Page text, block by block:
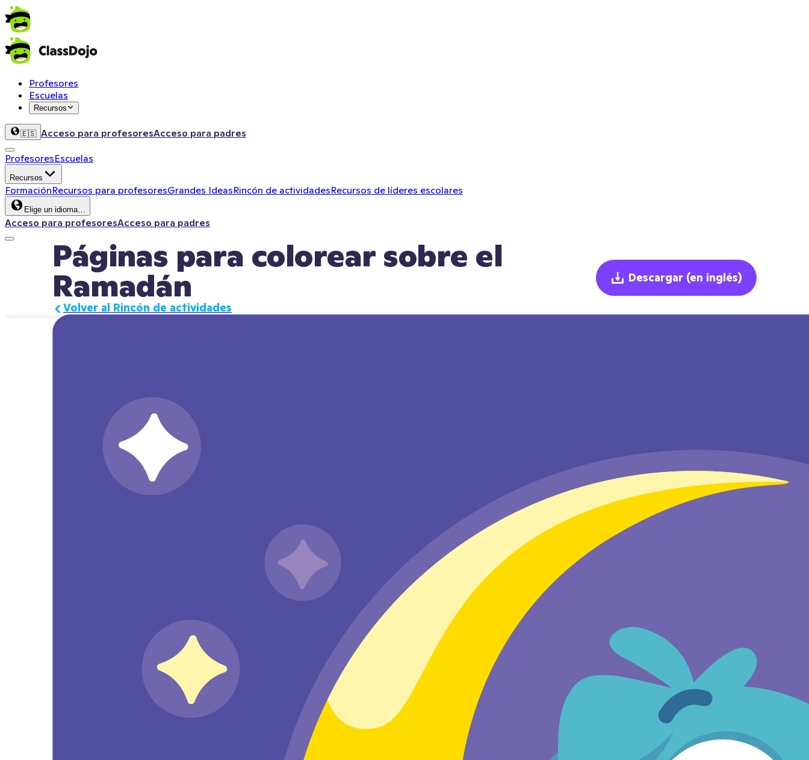
Profesores
Escuelas
Recursos
🇪🇸 Acceso para profesoresAcceso para padres
ProfesoresEscuelas
Recursos
FormaciónRecursos para profesoresGrandes IdeasRincón de actividadesRecursos de líderes escolares
Elige un idioma…
Acceso para profesoresAcceso para padres
Páginas para colorear sobre el
Ramadán
Volver al Rincón de actividades
Descargar (en inglés)